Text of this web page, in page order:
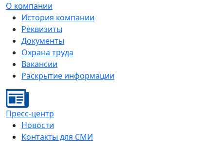
О компании
История компании
Реквизиты
Документы
Охрана труда
Вакансии
Раскрытие информации
Пресс-центр
Новости
Контакты для СМИ